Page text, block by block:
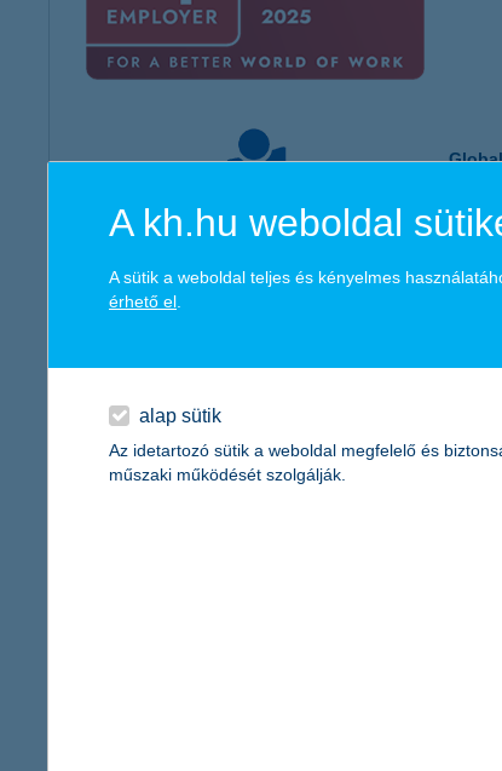
A kh.hu weboldal
A sütik a weboldal teljes és kényelmes
érhető el
alap sütik
Az idetartozó sütik a weboldal megfelelő és
műszaki működését szolgálják.